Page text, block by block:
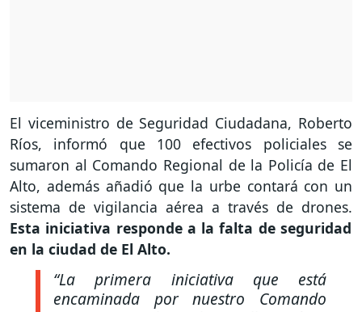
El viceministro de Seguridad Ciudadana, Roberto
Ríos, informó que 100 efectivos policiales se
sumaron al Comando Regional de la Policía de El
Alto, además añadió que la urbe contará con un
sistema de vigilancia aérea a través de drones.
Esta iniciativa responde a la falta de seguridad
en la ciudad de El Alto.
“La primera iniciativa que está
encaminada por nuestro Comando